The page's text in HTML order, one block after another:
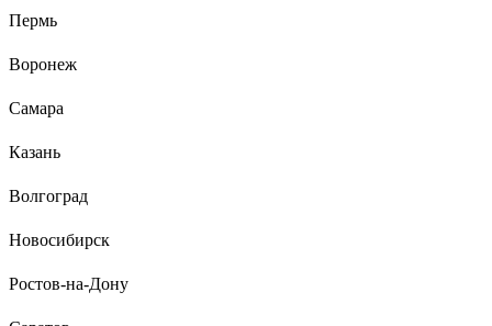
Пермь
Воронеж
Самара
Казань
Волгоград
Новосибирск
Ростов-на-Дону